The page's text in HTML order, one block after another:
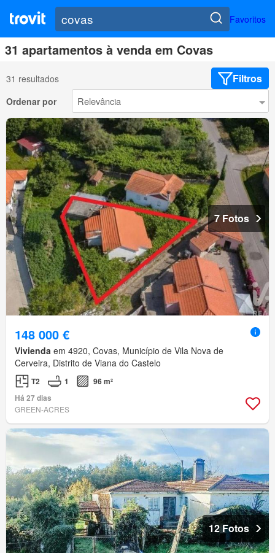
Favoritos
31 apartamentos à venda em Covas
31 resultados Filtros
Ordenar por
7 Fotos
148 000 €
Vivienda em 4920, Covas, Município de Vila Nova de
Cerveira, Distrito de Viana do Castelo
T2 1
96 m²
Há 27 dias
GREEN-ACRES
12 Fotos